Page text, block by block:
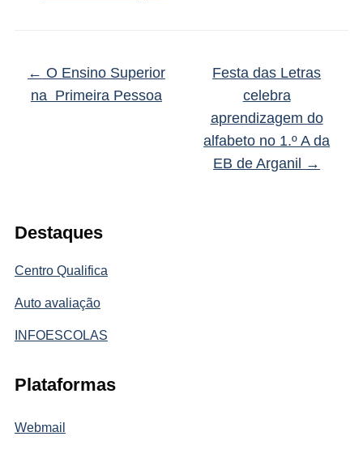
Destaques
Centro Qualifica
Auto avaliação
INFOESCOLAS
Plataformas
Webmail
← O Ensino Superior
na Primeira Pessoa
Festa das Letras
celebra
aprendizagem do
alfabeto no 1.º A da
EB de Arganil →